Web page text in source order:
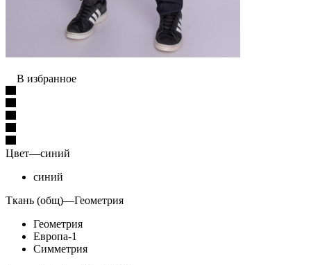
В избранное
Цвет—синий
синий
Ткань (общ)—Геометрия
Геометрия
Европа-1
Симметрия